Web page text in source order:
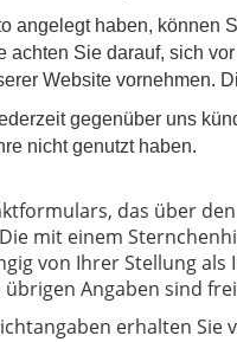
angelegt haben, können
achten Sie darauf, sich
Website vornehmen.
gegenüber uns
nicht genutzt haben.
das über
mit einem
von Ihrer Stellung
Angaben sind
erhalten